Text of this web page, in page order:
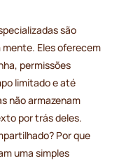
são
Eles oferecem
permissões
limitado e até
não armazenam
por trás deles.
Por que
uma simples